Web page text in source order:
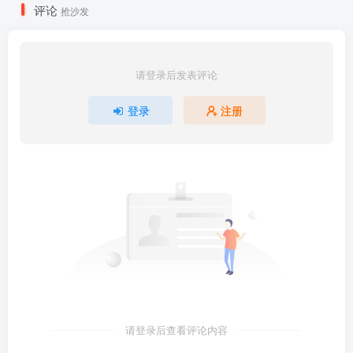
评论 抢沙发
请登录后发表评论
登录 注册
请登录后查看评论内容